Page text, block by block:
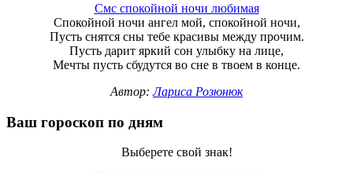
Смс спокойной ночи любимая
Спокойной ночи ангел мой, спокойной ночи,
Пусть снятся сны тебе красивы между прочим.
Пусть дарит яркий сон улыбку на лице,
Мечты пусть сбудутся во сне в твоем в конце.
Автор:Лариса Розюнюк
Ваш гороскоп по дням
Выберете свой знак!